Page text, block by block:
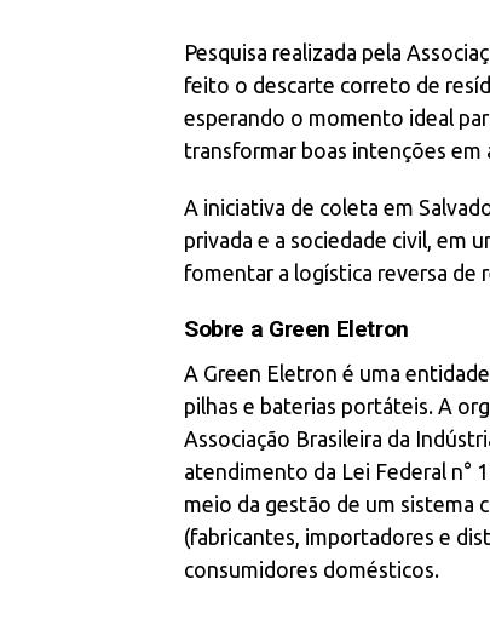
Pesquisa realizada pela
feito o descarte correto de
esperando o momento ideal
transformar boas intenções em
A iniciativa de coleta em
privada e a sociedade civil, em
fomentar a logística reversa de
Sobre a Green Eletron
A Green Eletron é uma
pilhas e baterias portáteis. A
Associação Brasileira da
atendimento da Lei Federal n°
meio da gestão de um sistema
(fabricantes, importadores e
consumidores domésticos.